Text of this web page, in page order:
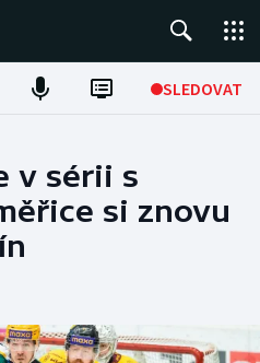
SLEDOVAT
v sérii s
si znovu